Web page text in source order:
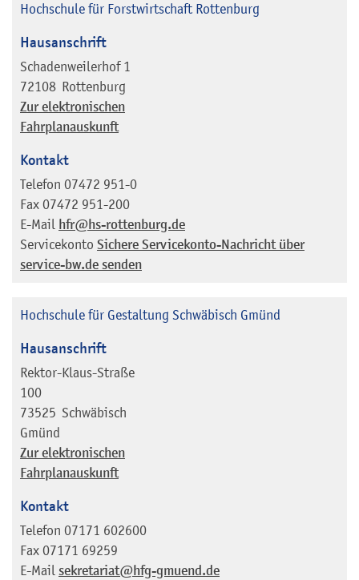
Hochschule für Forstwirtschaft Rottenburg
Hausanschrift
Schadenweilerhof 1
72108 Rottenburg
Zur elektronischen
Fahrplanauskunft
Kontakt
Telefon 07472 951-0
Fax 07472 951-200
E-Mail hfr@hs-rottenburg.de
Servicekonto Sichere Servicekonto-Nachricht über
service-bw.de senden
Hochschule für Gestaltung Schwäbisch Gmünd
Hausanschrift
Rektor-Klaus-Straße
100
73525 Schwäbisch
Gmünd
Zur elektronischen
Fahrplanauskunft
Kontakt
Telefon 07171 602600
Fax 07171 69259
E-Mail sekretariat@hfg-gmuend.de